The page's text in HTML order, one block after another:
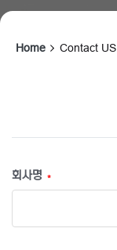
Home Contact US
회사명 *